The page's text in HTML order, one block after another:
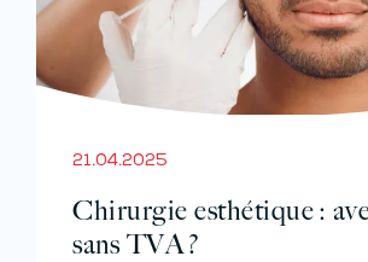
21.04.2025
Chirurgie esthétique :
sans TVA ?